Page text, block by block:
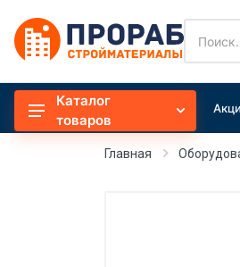
Общестрой
Каталог
товаров
Главная